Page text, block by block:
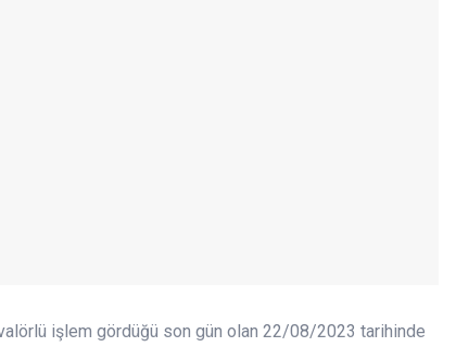
işlem gördüğü son gün olan 22/08/2023 tarihinde